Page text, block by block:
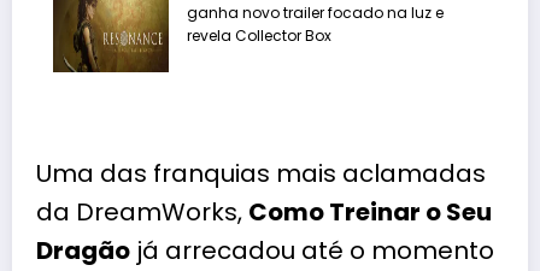
ganha novo trailer focado na luz e
revela Collector Box
Uma das franquias mais aclamadas
da DreamWorks, Como Treinar o Seu
Dragão já arrecadou até o momento